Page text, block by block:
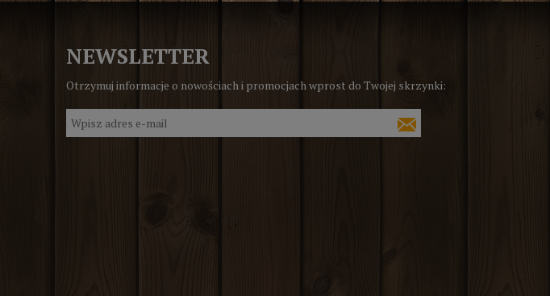
NEWSLETTER
Otrzymuj informacje o nowościach i promocjach wprost do Twojej skrzynki: